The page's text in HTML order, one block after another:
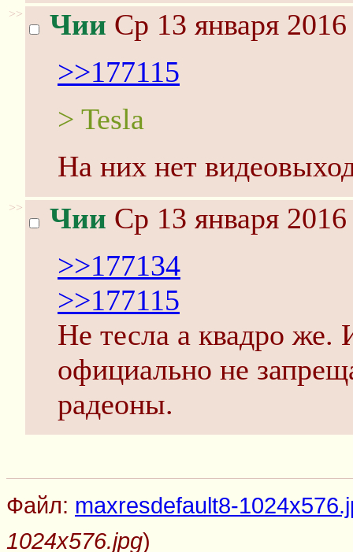
>> Чии Ср 13 января
>>177115
> Tesla
На них нет
>> Чии Ср 13 января
>>177134
>>177115
Не тесла а квадро же.
официально не
радеоны.
Файл: maxresdefault8-
1024x576.jpg)